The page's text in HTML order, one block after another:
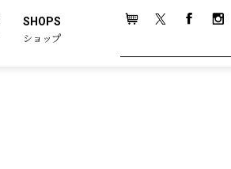
SHOPS
ショップ